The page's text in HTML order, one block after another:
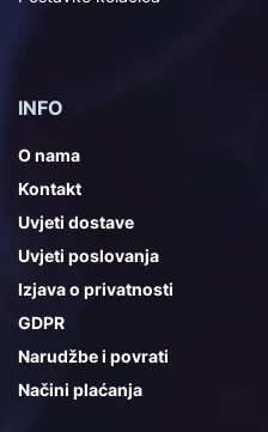
INFO
O nama
Kontakt
Uvjeti dostave
Uvjeti poslovanja
Izjava o privatnosti
GDPR
Narudžbe i povrati
Načini plaćanja